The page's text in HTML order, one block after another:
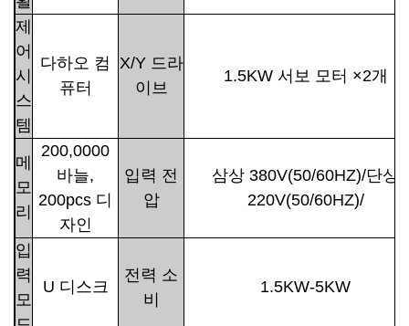
제
어
시
스
템
다하오 컴
퓨터
X/Y 드라
이브
1.5KW 서보 모터 ×2개
메
모
리
200,0000
바늘,
200pcs 디
자인
입력 전
압
삼상 380V(50/60HZ)/단상
220V(50/60HZ)/
입
력
모
U 디스크
전력 소
비
1.5KW-5KW